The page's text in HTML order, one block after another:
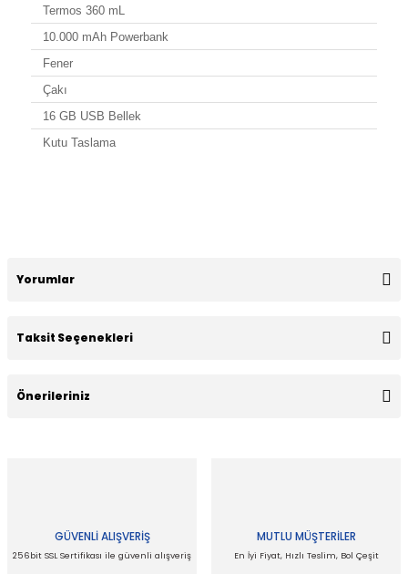
Termos 360 mL
10.000 mAh Powerbank
Fener
Çakı
16 GB USB Bellek
Kutu Taslama
Yorumlar
Taksit Seçenekleri
Önerileriniz
Ürün resmi kalitesiz, bozuk veya görüntülenemiyor.
GÜVENLİ ALIŞVERİŞ
256bit SSL Sertifikası ile güvenli alışveriş
MUTLU MÜŞTERİLER
En İyi Fiyat, Hızlı Teslim, Bol Çeşit